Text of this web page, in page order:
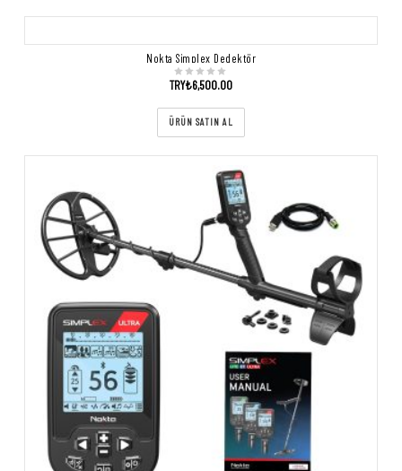
Nokta Simplex Dedektör
TRY₺6,500.00
ÜRÜN SATIN AL